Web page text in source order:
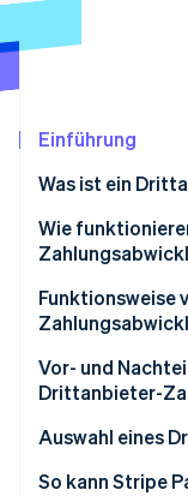
Atlas
Online-
Einführung
Was ist ein
Unterschied
Wie
Funktionsweise
Vor- und
Drittanbieter-
Auswahl eines
So kann Stripe